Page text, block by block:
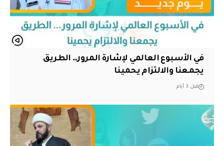
في الأسبوع العالمي لإشارة المرور… الطريق
يجمعنا والالتزام يحمينا
قبل 3 أيام